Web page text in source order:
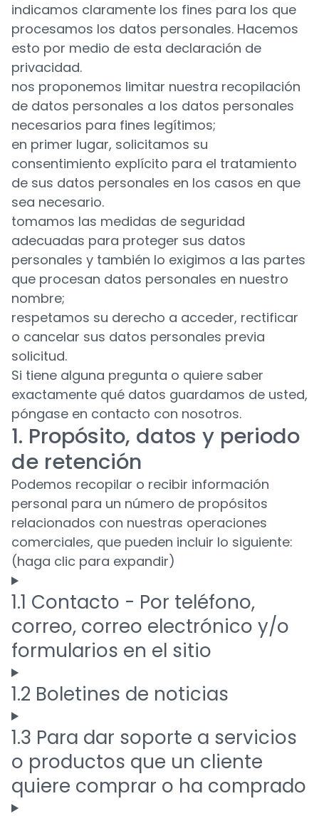
indicamos claramente los fines para los que
procesamos los datos personales. Hacemos
esto por medio de esta declaración de
privacidad.
nos proponemos limitar nuestra recopilación
de datos personales a los datos personales
necesarios para fines legítimos;
en primer lugar, solicitamos su
consentimiento explícito para el tratamiento
de sus datos personales en los casos en que
sea necesario.
tomamos las medidas de seguridad
adecuadas para proteger sus datos
personales y también lo exigimos a las partes
que procesan datos personales en nuestro
nombre;
respetamos su derecho a acceder, rectificar
o cancelar sus datos personales previa
solicitud.
Si tiene alguna pregunta o quiere saber
exactamente qué datos guardamos de usted,
póngase en contacto con nosotros.
1. Propósito, datos y periodo
de retención
Podemos recopilar o recibir información
personal para un número de propósitos
relacionados con nuestras operaciones
comerciales, que pueden incluir lo siguiente:
(haga clic para expandir)
1.1 Contacto - Por teléfono,
correo, correo electrónico y/o
formularios en el sitio
1.2 Boletines de noticias
1.3 Para dar soporte a servicios
o productos que un cliente
quiere comprar o ha comprado